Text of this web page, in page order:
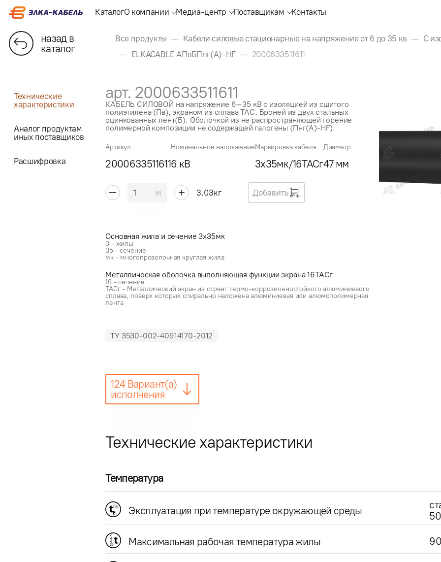
КаталогО компании Медиа-центр Поставщикам Контакты
назад в
каталог
Все продукты Кабели силовые стационарные на напряжение от 6 до 35 кв
С
ELKACABLE АПвБПнг(А)-HF
2000633511611
Технические
характеристики
Аналог продуктам
иных поставщиков
Расшифровка
арт. 2000633511611
КАБЕЛЬ СИЛОВОЙ на напряжение 6–35 кВ с изоляцией из сшитого
полиэтилена (Пв), экраном из сплава ТАС. Броней из двух стальных
оцинкованных лент(Б). Оболочкой из не распространяющей горение
полимерной композиции не содержащей галогены (Пнг(А)-HF).
Артикул
2000633511611
Номинальное напряжение
6 кВ
Маркировка кабеля
3x35мк/16ТАСг
Диаметр
47 мм
м 3.03кг Добавить
Основная жила и сечение 3x35мк
3 - жилы
35 - сечение
мк - многопроволочная круглая жила
Металлическая оболочка выполняющая функции экрана 16ТАСг
16 - сечение
ТАСг - Металлический экран из стренг термо-коррозионностойкого алюминиевого
сплава, поверх которых спирально наложена алюминиевая или алюмополимерная
лента
ТУ 3530-002-40914170-2012
124 Вариант(а)
исполнения
Технические характеристики
Температура
Эксплуатация при температуре окружающей среды
Максимальная рабочая температура жилы 90